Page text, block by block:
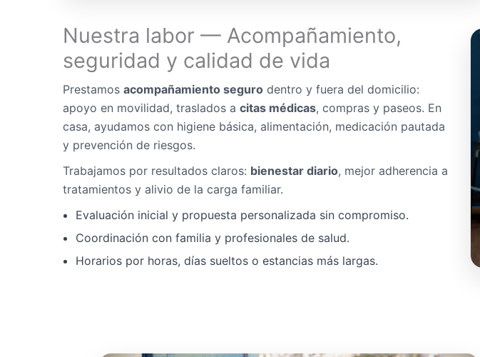
Nuestra labor — Acompañamiento,
seguridad y calidad de vida
Prestamos acompañamiento seguro dentro y fuera del domicilio:
apoyo en movilidad, traslados a citas médicas, compras y paseos. En
casa, ayudamos con higiene básica, alimentación, medicación pautada
y prevención de riesgos.
Trabajamos por resultados claros: bienestar diario, mejor adherencia a
tratamientos y alivio de la carga familiar.
Evaluación inicial y propuesta personalizada sin compromiso.
Coordinación con familia y profesionales de salud.
Horarios por horas, días sueltos o estancias más largas.